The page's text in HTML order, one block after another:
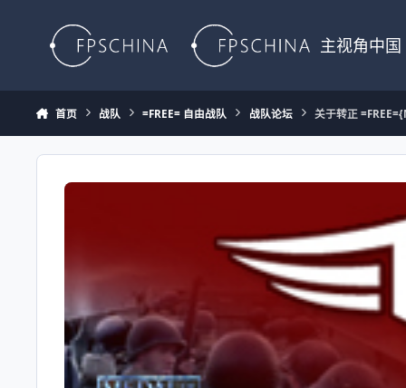
主视角中国
首页 战队 =FREE= 自由战队 战队论坛 关于转正